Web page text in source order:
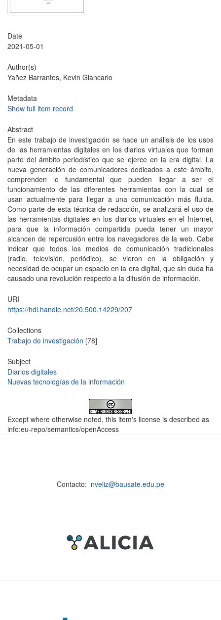
Date
2021-05-01
Author(s)
Yañez Barrantes, Kevin Giancarlo
Metadata
Show full item record
Abstract
En este trabajo de investigación se hace un análisis de los usos
de las herramientas digitales en los diarios virtuales que forman
parte del ámbito periodístico que se ejerce en la era digital. La
nueva generación de comunicadores dedicados a este ámbito,
comprenden lo fundamental que pueden llegar a ser el
funcionamiento de las diferentes herramientas con la cual se
usan actualmente para llegar a una comunicación más fluida.
Como parte de esta técnica de redacción, se analizará el uso de
las herramientas digitales en los diarios virtuales en el Internet,
para que la información compartida pueda tener un mayor
alcancen de repercusión entre los navegadores de la web. Cabe
indicar que todos los medios de comunicación tradicionales
(radio, televisión, periódico), se vieron en la obligación y
necesidad de ocupar un espacio en la era digital, que sin duda ha
causado una revolución respecto a la difusión de información.
URI
https://hdl.handle.net/20.500.14229/207
Collections
Trabajo de investigación [78]
Subject
Diarios digitales
Nuevas tecnologías de la información
Except where otherwise noted, this item's license is described as
info:eu-repo/semantics/openAccess
Contacto: nveliz@bausate.edu.pe